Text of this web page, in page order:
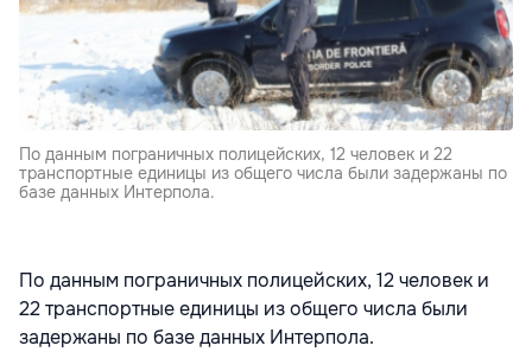
По данным пограничных полицейских, 12 человек и 22
транспортные единицы из общего числа были задержаны по
базе данных Интерпола.
По данным пограничных полицейских, 12 человек и
22 транспортные единицы из общего числа были
задержаны по базе данных Интерпола.